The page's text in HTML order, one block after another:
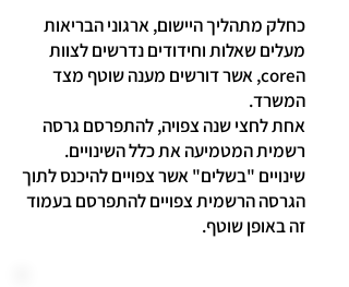
כחלק מתהליך היישום, ארגוני הבריאות
מעלים שאלות וחידודים נדרשים לצוות
הcore, אשר דורשים מענה שוטף מצד
המשרד.
אחת לחצי שנה צפויה, להתפרסם גרסה
רשמית המטמיעה את כלל השינויים.
שינויים "בשלים" אשר צפויים להיכנס לתוך
הגרסה הרשמית צפויים להתפרסם בעמוד
זה באופן שוטף.